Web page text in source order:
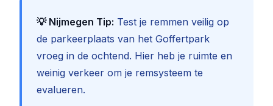
💡 Nijmegen Tip: Test je remmen veilig op
de parkeerplaats van het Goffertpark
vroeg in de ochtend. Hier heb je ruimte en
weinig verkeer om je remsysteem te
evalueren.